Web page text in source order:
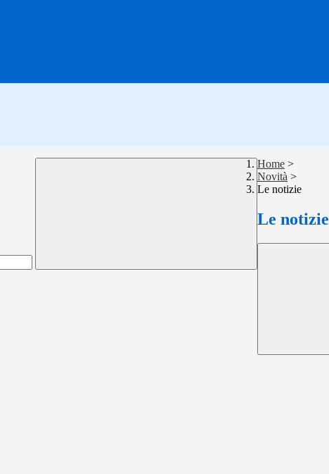
Home >
Novità >
Le notizie
Le notizie